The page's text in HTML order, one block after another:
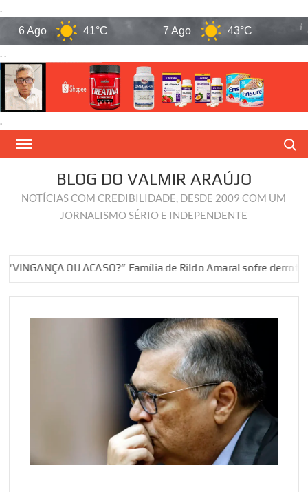
.
6 Ago 41°C 7 Ago 43°C 8
. .
.
Skip
BLOG DO VALMIR ARAÚJO
NOTÍCIAS COM CREDIBILIDADE, DESDE 2009 COM UM
JORNALISMO SÉRIO E INDEPENDENTE
OU ACASO?” Família de Rildo Amaral sofre derrotas